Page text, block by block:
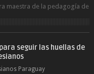
maestra de la pedagogía de
seguir las huellas de
Paraguay